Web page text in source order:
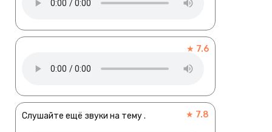
★ 7.6
Слушайте ещё звуки на тему . ★ 7.8